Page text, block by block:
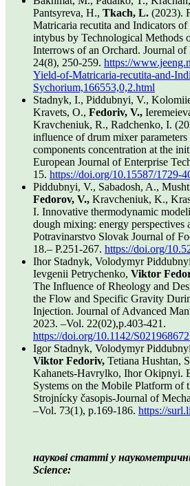
Pantsyreva, H., Tkach, L. (2023).
Matricaria recutita and Indicators
intybus by Technological Methods
Interrows of an Orchard. Journal
24(8), 250-259. https://
Yield-of-Matricaria-recutita-and-
Sychorium,166553,0,2.html
Stadnyk, I., Piddubnyi, V.,
Kravets, O., Fedoriv, V.,
Kravcheniuk, R., Radchenko, I.
influence of drum mixer
components concentration at the
European Journal of Enterprise
15. https://doi.org/10.15587/1729-
Piddubnyi, V., Sabadosh, A.,
Fedorov, V., Kravcheniuk, K.,
I. Innovative thermodynamic
dough mixing: energy perspectives
Potravinarstvo Slovak Journal of
18.– Р.251-267. https://doi.org/
Ihor Stadnyk, Volodymyr
Ievgenii Petrychenko, Viktor
The Influence of Rheology and
the Flow and Specific Gravity
Injection. Journal of Advanced
2023. –Vol. 22(02),р.403-421.
https://doi.org/10.1142/
Igor Stadnyk, Volodymyr
Viktor Fedoriv, Tetiana Hushtan,
Kahanets-Havrylko, Ihor Okipnyi.
Systems on the Mobile Platform of
Strojnícky časopis-Journal of
–Vol. 73(1), р.169-186. https://
наукові статті у
Science: